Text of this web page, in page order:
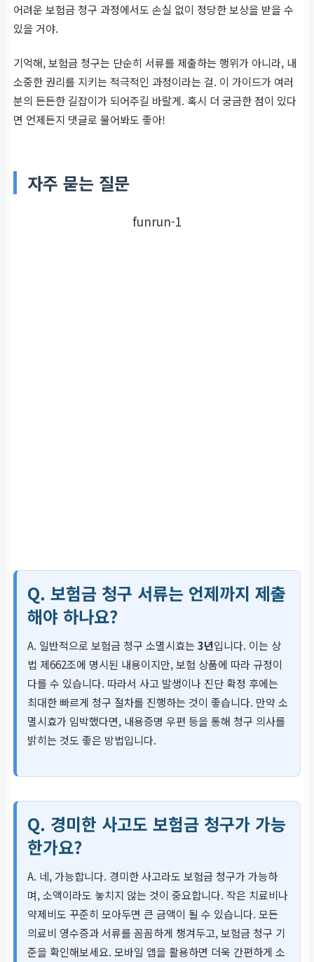
어려운 보험금 청구 과정에서도 손실 없이 정당한 보상을 받을 수
있을 거야.
기억해, 보험금 청구는 단순히 서류를 제출하는 행위가 아니라, 내
소중한 권리를 지키는 적극적인 과정이라는 걸. 이 가이드가 여러
분의 든든한 길잡이가 되어주길 바랄게. 혹시 더 궁금한 점이 있다
면 언제든지 댓글로 물어봐도 좋아!
자주 묻는 질문
funrun-1
Q. 보험금 청구 서류는 언제까지 제출
해야 하나요?
A. 일반적으로 보험금 청구 소멸시효는3년입니다. 이는 상
법 제662조에 명시된 내용이지만, 보험 상품에 따라 규정이
다를 수 있습니다. 따라서 사고 발생이나 진단 확정 후에는
최대한 빠르게 청구 절차를 진행하는 것이 좋습니다. 만약 소
멸시효가 임박했다면, 내용증명 우편 등을 통해 청구 의사를
밝히는 것도 좋은 방법입니다.
Q. 경미한 사고도 보험금 청구가 가능
한가요?
A. 네, 가능합니다. 경미한 사고라도 보험금 청구가 가능하
며, 소액이라도 놓치지 않는 것이 중요합니다. 작은 치료비나
약제비도 꾸준히 모아두면 큰 금액이 될 수 있습니다. 모든
의료비 영수증과 서류를 꼼꼼하게 챙겨두고, 보험금 청구 기
준을 확인해보세요. 모바일 앱을 활용하면 더욱 간편하게 소